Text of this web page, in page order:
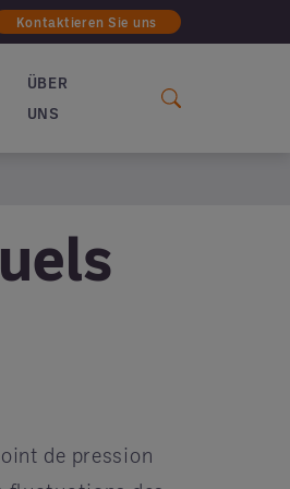
Kontaktieren Sie uns
ÜBER
UNS
de pression